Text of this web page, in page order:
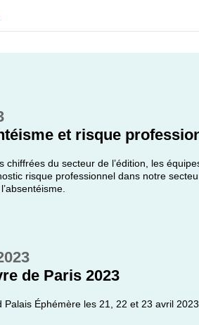
et risque
chiffrées du secteur de l’édition, les
risque professionnel dans notre
de Paris 2023
Palais Éphémère les 21, 22 et 23 avril